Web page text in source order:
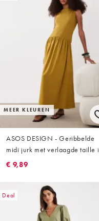
MEER KLEUREN
ASOS DESIGN - Geribbelde
midi jurk met verlaagde taille in
olijfgroen
€ 9,89
Deal